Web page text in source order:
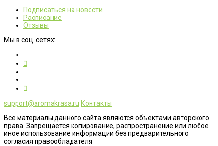
Подписаться на новости
Расписание
Отзывы
Мы в соц. сетях:
support@aromakrasa.ru Контакты
Все материалы данного сайта являются объектами авторского
права. Запрещается копирование, распространение или любое
иное использование информации без предварительного
согласия правообладателя